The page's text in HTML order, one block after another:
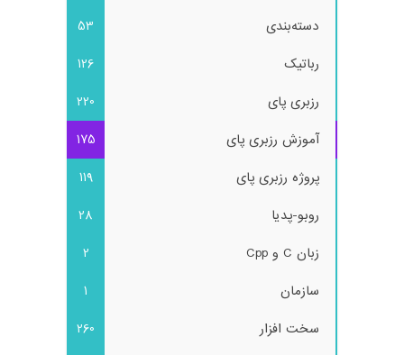
دسته‌بندی
53
رباتیک
126
رزبری پای
220
آموزش رزبری پای
175
پروژه رزبری پای
119
روبو-پدیا
28
زبان C و Cpp
2
سازمان
1
سخت افزار
260